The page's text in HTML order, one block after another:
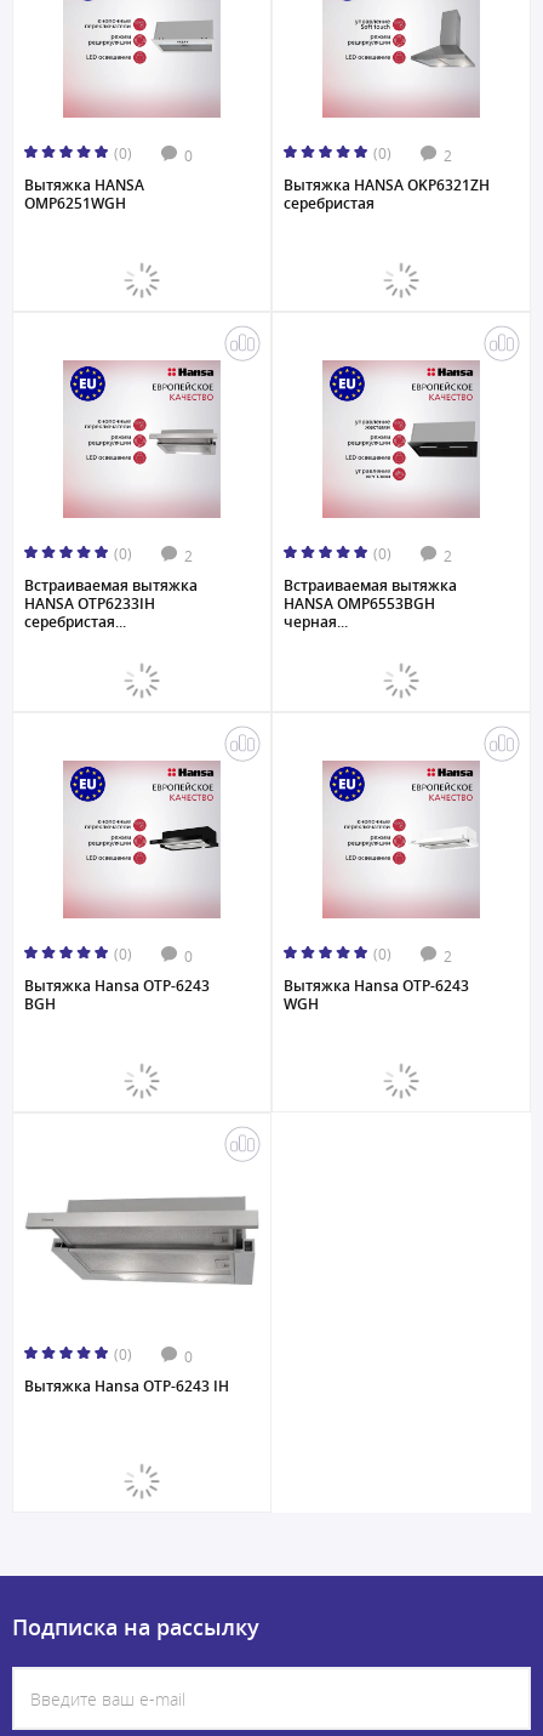
(0) 0
Вытяжка HANSA
OMP6251WGH
(0) 2
Вытяжка HANSA OKP6321ZH
серебристая
(0) 2
Встраиваемая вытяжка
HANSA OTP6233IH
серебристая...
(0) 2
Встраиваемая вытяжка
HANSA OMP6553BGH
черная...
(0) 0
Вытяжка Hansa OTP-6243
BGH
(0) 2
Вытяжка Hansa OTP-6243
WGH
(0) 0
Вытяжка Hansa OTP-6243 IH
Подписка на рассылку